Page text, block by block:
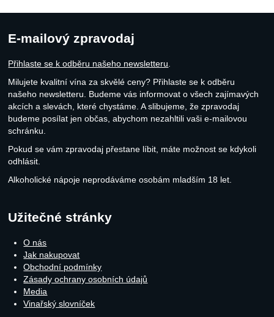
E-mailový zpravodaj
Přihlaste se k odběru našeho newsletteru
Milujete kvalitní vína za skvělé ceny? Přihlaste se k odběru
našeho newsletteru. Budeme vás informovat o všech zajímavých
akcích a slevách, které chystáme. A slibujeme, že zpravodaj
budeme posílat jen občas, abychom nezahltili vaši e-mailovou
schránku.
Pokud se vám zpravodaj přestane líbit, máte možnost se kdykoli
odhlásit.
Alkoholické nápoje neprodáváme osobám mladším 18 let.
Užitečné stránky
O nás
Jak nakupovat
Obchodní podmínky
Zásady ochrany osobních údajů
Media
Vinařský slovníček